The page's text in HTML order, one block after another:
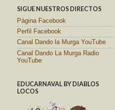
SIGUE NUESTROS DIRECTOS
Página Facebook
Perfil Facebook
Canal Dando la Murga YouTube
Canal Dando La Murga Radio
YouTube
EDUCARNAVAL BY DIABLOS
LOCOS